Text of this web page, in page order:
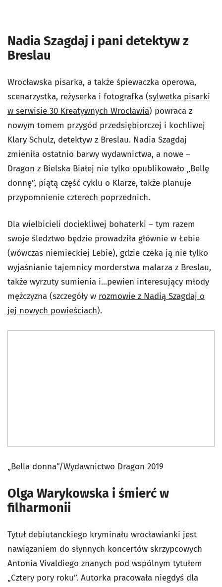
Nadia Szagdaj i pani detektyw z
Breslau
Wrocławska pisarka, a także śpiewaczka operowa,
scenarzystka, reżyserka i fotografka (sylwetka pisarki
w serwisie 30 Kreatywnych Wrocławia) powraca z
nowym tomem przygód przedsiębiorczej i kochliwej
Klary Schulz, detektyw z Breslau. Nadia Szagdaj
zmieniła ostatnio barwy wydawnictwa, a nowe –
Dragon z Bielska Białej nie tylko opublikowało „Bellę
donnę”, piątą część cyklu o Klarze, także planuje
przypomnienie czterech poprzednich.
Dla wielbicieli dociekliwej bohaterki – tym razem
swoje śledztwo będzie prowadziła głównie w Łebie
(wówczas niemieckiej Lebie), gdzie czeka ją nie tylko
wyjaśnianie tajemnicy morderstwa malarza z Breslau,
także wyrzuty sumienia i...pewien interesujący młody
mężczyzna (szczegóły w rozmowie z Nadią Szagdaj o
jej nowych powieściach).
„Bella donna”/Wydawnictwo Dragon 2019
Olga Warykowska i śmierć w
filharmonii
Tytuł debiutanckiego kryminału wrocławianki jest
nawiązaniem do słynnych koncertów skrzypcowych
Antonia Vivaldiego znanych pod wspólnym tytułem
„Cztery pory roku”. Autorka pracowała niegdyś dla